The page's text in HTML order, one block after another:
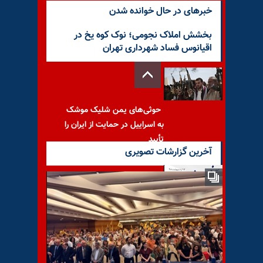
خبرهای در حال خوانده شدن
بخشش املاک نجومی؛ نوک کوه یخ در
اقیانوس فساد شهرداری تهران
حوثی‌های یمن شلیک موشک
به اسراییل در حمایت از ایران را
تأیید
خامنه‌ای و روحانی؛ لاف پیروزی
در غرقاب
آخرین گزارشات تصویری